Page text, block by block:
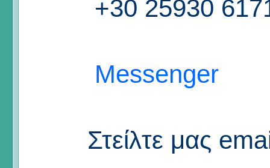
+30 25930
Messenger
Στείλτε μας